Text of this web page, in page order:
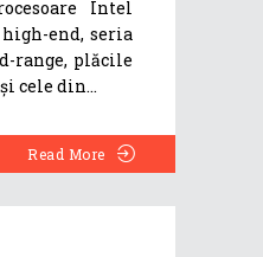
Intel
high-end, seria
range, plăcile
cele din
Read More